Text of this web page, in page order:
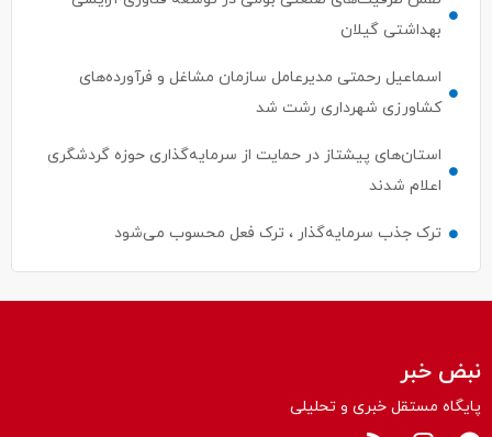
اسماعیل رحمتی مدیرعامل سازمان مشاغل و فرآورده‌های
استان‌های پیشتاز در حمایت از سرمایه‌گذاری حوزه گردشگری
ترک جذب سرمایه‌گذار ، ترک فعل محسوب می‌شود
پایگاه مستقل خبری و تحلیلی